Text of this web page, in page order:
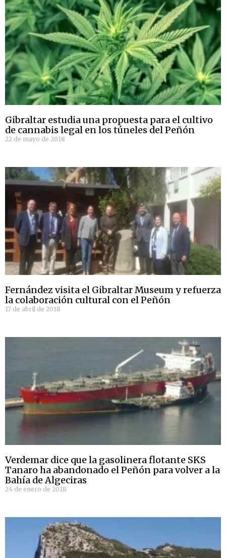
Gibraltar estudia una propuesta para el cultivo
de cannabis legal en los túneles del Peñón
22 de mayo de 2018
Fernández visita el Gibraltar Museum y refuerza
la colaboración cultural con el Peñón
17 de abril de 2018
Verdemar dice que la gasolinera flotante SKS
Tanaro ha abandonado el Peñón para volver a la
Bahía de Algeciras
24 de enero de 2018